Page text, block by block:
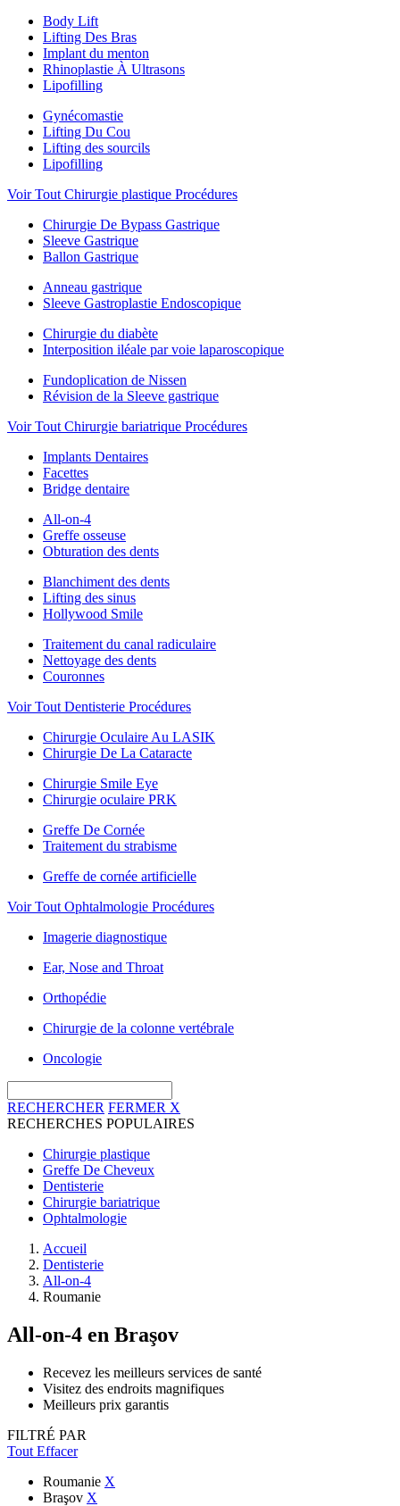
Body Lift
Lifting Des Bras
Implant du menton
Rhinoplastie À Ultrasons
Lipofilling
Gynécomastie
Lifting Du Cou
Lifting des sourcils
Lipofilling
Voir Tout Chirurgie plastique Procédures
Chirurgie De Bypass Gastrique
Sleeve Gastrique
Ballon Gastrique
Anneau gastrique
Sleeve Gastroplastie Endoscopique
Chirurgie du diabète
Interposition iléale par voie laparoscopique
Fundoplication de Nissen
Révision de la Sleeve gastrique
Voir Tout Chirurgie bariatrique Procédures
Implants Dentaires
Facettes
Bridge dentaire
All-on-4
Greffe osseuse
Obturation des dents
Blanchiment des dents
Lifting des sinus
Hollywood Smile
Traitement du canal radiculaire
Nettoyage des dents
Couronnes
Voir Tout Dentisterie Procédures
Chirurgie Oculaire Au LASIK
Chirurgie De La Cataracte
Chirurgie Smile Eye
Chirurgie oculaire PRK
Greffe De Cornée
Traitement du strabisme
Greffe de cornée artificielle
Voir Tout Ophtalmologie Procédures
Imagerie diagnostique
Ear, Nose and Throat
Orthopédie
Chirurgie de la colonne vertébrale
Oncologie
RECHERCHER FERMER X
RECHERCHES POPULAIRES
Chirurgie plastique
Greffe De Cheveux
Dentisterie
Chirurgie bariatrique
Ophtalmologie
Accueil
Dentisterie
All-on-4
Roumanie
All-on-4 en Braşov
Recevez les meilleurs services de santé
Visitez des endroits magnifiques
Meilleurs prix garantis
FILTRÉ PAR
Tout Effacer
Roumanie X
Braşov X